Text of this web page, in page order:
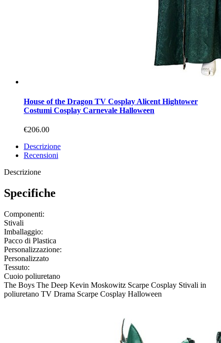
House of the Dragon TV Cosplay Alicent Hightower
Costumi Cosplay Carnevale Halloween
€206.00
Descrizione
Recensioni
Descrizione
Specifiche
Componenti:
Stivali
Imballaggio:
Pacco di Plastica
Personalizzazione:
Personalizzato
Tessuto:
Cuoio poliuretano
The Boys The Deep Kevin Moskowitz Scarpe Cosplay Stivali in
poliuretano TV Drama Scarpe Cosplay Halloween